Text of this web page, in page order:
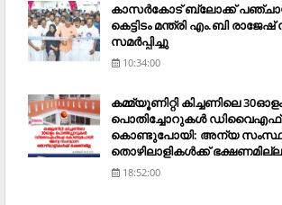
കാസര്‍കോട് ബ്ലോക്ക്
കെട്ടിടം മന്ത്രി എം.ബി
സമര്‍പ്പിച്ചു
10:34:00
കമ്മ്യൂണിറ്റി കിച്ചണിലെ 30ഓളം
പൊതിച്ചോറുകള്‍
കൊണ്ടുപോയി: അന്യ
തൊഴിലാളികള്‍ക്ക് ഭക്ഷണമില്ല
18:52:00